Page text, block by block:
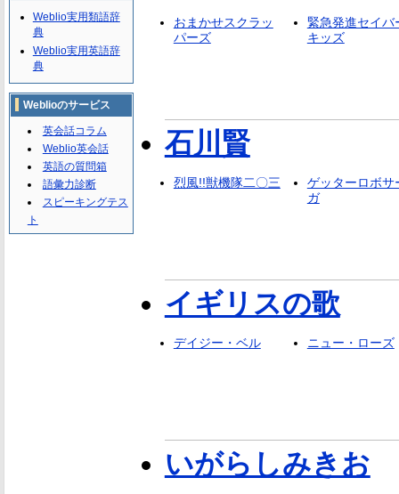
おまかせスクラッ
パーズ
緊急発進セイバ
キッズ
石川賢
烈風!!獣機隊二〇三
ゲッターロボサ
ガ
イギリスの歌
デイジー・ベル ニュー・ローズ
いがらしみきお
Weblio実用類語辞
典
Weblio実用英語辞
典
Weblioのサービス
英会話コラム
Weblio英会話
英語の質問箱
語彙力診断
スピーキングテス
ト